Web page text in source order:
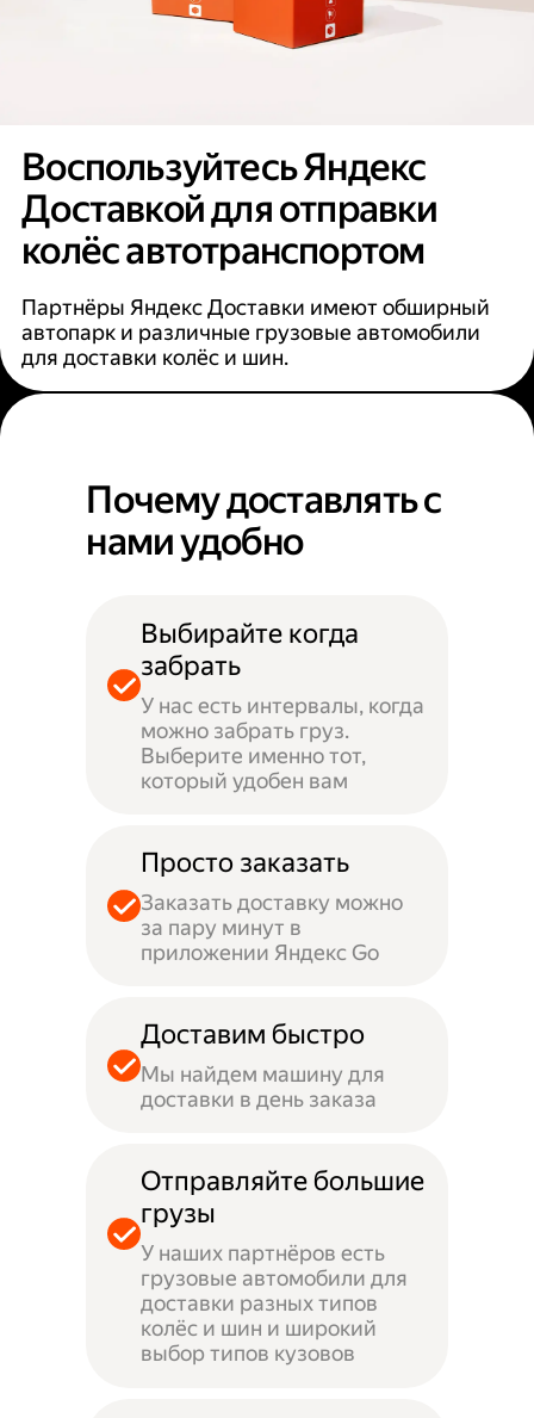
Воспользуйтесь Яндекс
Доставкой для отправки
колёс автотранспортом
Партнёры Яндекс Доставки имеют обширный
автопарк и различные грузовые автомобили
для доставки колёс и шин.
Почему доставлять с
нами удобно
Выбирайте когда
забрать
У нас есть интервалы, когда
можно забрать груз.
Выберите именно тот,
который удобен вам
Просто заказать
Заказать доставку можно
за пару минут в
приложении Яндекс Go
Доставим быстро
Мы найдем машину для
доставки в день заказа
Отправляйте большие
грузы
У наших партнёров есть
грузовые автомобили для
доставки разных типов
колёс и шин и широкий
выбор типов кузовов